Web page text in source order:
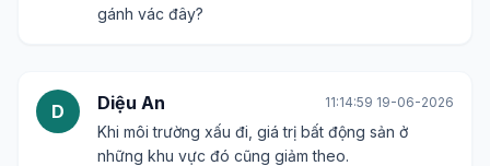
gánh vác đây?
D Diệu An 11:14:59 19-06-2026
Khi môi trường xấu đi, giá trị bất động sản ở
những khu vực đó cũng giảm theo.